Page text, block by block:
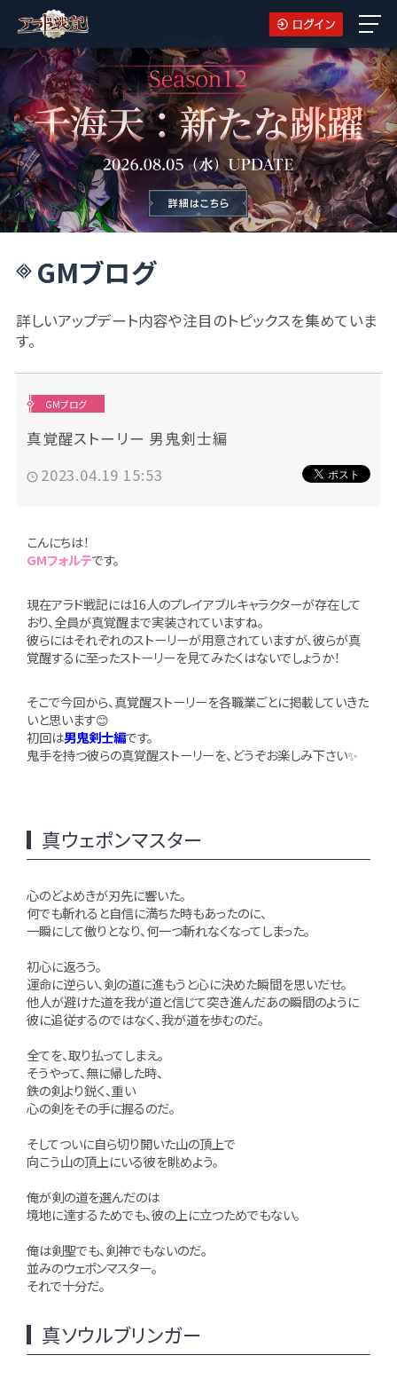
GMブログ
詳しいアップデート内容や注目のトピックスを集めていま
す。
GMブログ
真覚醒ストーリー 男鬼剣士編
2023.04.19 15:53
こんにちは！
GMフォルテです。
現在アラド戦記には16人のプレイアブルキャラクターが存在して
おり、全員が真覚醒まで実装されていますね。
彼らにはそれぞれのストーリーが用意されていますが、彼らが真
覚醒するに至ったストーリーを見てみたくはないでしょうか！
そこで今回から、真覚醒ストーリーを各職業ごとに掲載していきた
いと思います😊
初回は男鬼剣士編です。
鬼手を持つ彼らの真覚醒ストーリーを、どうぞお楽しみ下さい✨
真ウェポンマスター
心のどよめきが刃先に響いた。
何でも斬れると自信に満ちた時もあったのに、
一瞬にして傲りとなり、何一つ斬れなくなってしまった。
初心に返ろう。
運命に逆らい、剣の道に進もうと心に決めた瞬間を思いだせ。
他人が避けた道を我が道と信じて突き進んだあの瞬間のように
彼に追従するのではなく、我が道を歩むのだ。
全てを、取り払ってしまえ。
そうやって、無に帰した時、
鉄の剣より鋭く、重い
心の剣をその手に握るのだ。
そしてついに自ら切り開いた山の頂上で
向こう山の頂上にいる彼を眺めよう。
俺が剣の道を選んだのは
境地に達するためでも、彼の上に立つためでもない。
俺は剣聖でも、剣神でもないのだ。
並みのウェポンマスター。
それで十分だ。
真ソウルブリンガー